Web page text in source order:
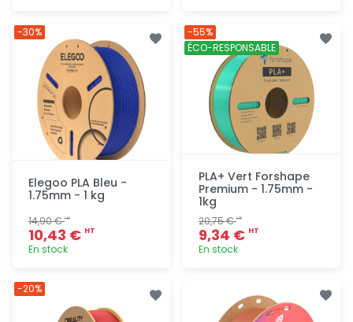
rapide
rapide
Elegoo PLA Bleu -
1.75mm - 1 kg
14,90 €HT
10,43 € HT
En stock
-30%
PLA+ Vert Forshape
Premium - 1.75mm -
1kg
20,75 €HT
9,34 € HT
En stock
rapide
-55%
ÉCO-RESPONSABLE
-20%